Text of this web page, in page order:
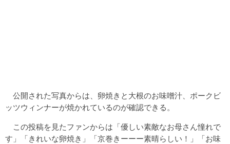
公開された写真からは、卵焼きと大根のお味噌汁、ポークビ
ッツウィンナーが焼かれているのが確認できる。
この投稿を見たファンからは「優しい素敵なお母さん憧れで
す」「きれいな卵焼き」「京巻きーーー素晴らしい！」「お味